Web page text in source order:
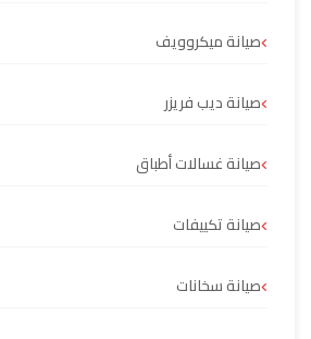
صيانة ميكروويف
صيانة ديب فريزر
صيانة غسالات أطباق
صيانة تكييفات
صيانة سخانات